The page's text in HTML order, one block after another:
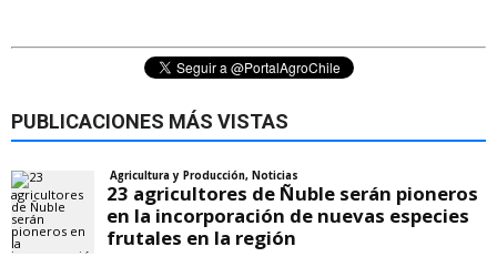
PUBLICACIONES MÁS VISTAS